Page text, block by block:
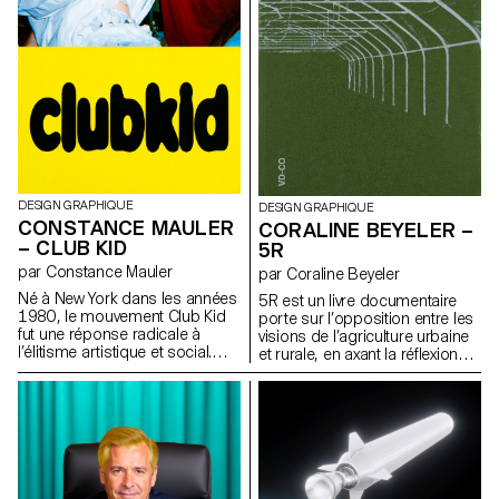
plein de vie, chacun s'affaire, et
tout le monde sourit.
de jouer graphiquement avec
les variations, rendant chaque
composition dynamique. De
nombreuses alternates
renforcent sa richesse formelle.
Patterna remet en question les
modulable, dense, pensée
comme outil graphique autant
que comme système d’écriture.
DESIGN GRAPHIQUE
CONSTANCE MAULER
– CLUB KID
par Constance Mauler
Né à New York dans les années
1980, le mouvement Club Kid
fut une réponse radicale à
l’élitisme artistique et social.
Porté par des personnes
queers et marginalisées, il a
transformé la fête en un espace
de liberté, de résistance et
d’auto-création. Cette édition a
pour volonté de faire dialoguer
la première génération des
Club Kids avec la scène
DESIGN GRAPHIQUE
CORALINE BEYELER –
5R
par Coraline Beyeler
5R est un livre documentaire
porte sur l’opposition entre les
visions de l’agriculture urbaine
et rurale, en axant la réflexion
sur les développements
générations. Il aborde les
thèmes de la pollution ainsi que
des problématiques sociales,
sanitaires et économiques.